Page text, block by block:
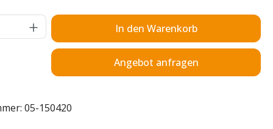
Gib den gewünschten Wert
In den Warenkorb
Angebot anfragen
05-150420